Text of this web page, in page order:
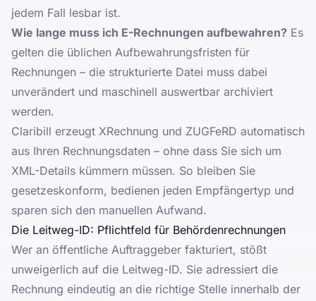
jedem Fall lesbar ist.
Wie lange muss ich E-Rechnungen aufbewahren? Es
gelten die üblichen Aufbewahrungsfristen für
Rechnungen – die strukturierte Datei muss dabei
unverändert und maschinell auswertbar archiviert
werden.
Claribill erzeugt XRechnung und ZUGFeRD automatisch
aus Ihren Rechnungsdaten – ohne dass Sie sich um
XML-Details kümmern müssen. So bleiben Sie
gesetzeskonform, bedienen jeden Empfängertyp und
sparen sich den manuellen Aufwand.
Die Leitweg-ID: Pflichtfeld für Behördenrechnungen
Wer an öffentliche Auftraggeber fakturiert, stößt
unweigerlich auf die Leitweg-ID. Sie adressiert die
Rechnung eindeutig an die richtige Stelle innerhalb der